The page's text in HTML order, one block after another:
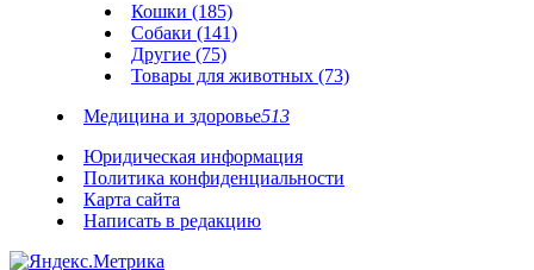
Кошки (185)
Собаки (141)
Другие (75)
Товары для животных (73)
Медицина и здоровье513
Юридическая информация
Политика конфиденциальности
Карта сайта
Написать в редакцию